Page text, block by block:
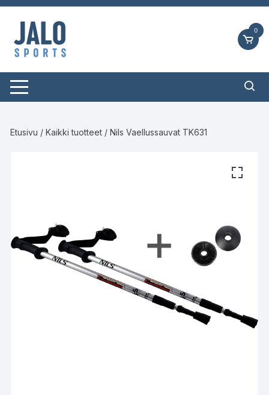
Siirry
suoraan
sisältöön
0
Etusivu /Kaikki tuotteet / Nils Vaellussauvat TK631